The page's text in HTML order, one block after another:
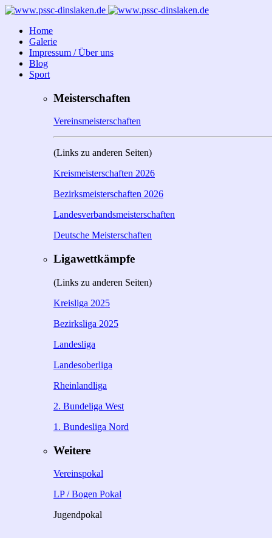
Home
Galerie
Impressum / Über uns
Blog
Sport
Meisterschaften
Vereinsmeisterschaften
(Links zu anderen Seiten)
Kreismeisterschaften 2026
Bezirksmeisterschaften 2026
Landesverbandsmeisterschaften
Deutsche Meisterschaften
Ligawettkämpfe
(Links zu anderen Seiten)
Kreisliga 2025
Bezirksliga 2025
Landesliga
Landesoberliga
Rheinlandliga
2. Bundeliga West
1. Bundesliga Nord
Weitere
Vereinspokal
LP / Bogen Pokal
Jugendpokal